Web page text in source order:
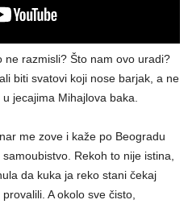
razmisli? Što nam ovo uradi?
biti svatovi koji nose barjak, a ne
jecajima Mihajlova baka.
me zove i kaže po Beogradu
Rekoh to nije istina,
da kuka ja reko stani čekaj
A okolo sve čisto,